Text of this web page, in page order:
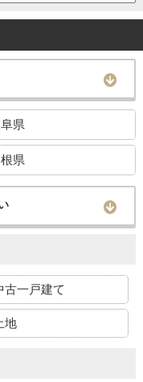
県
県
古一戸建て
地